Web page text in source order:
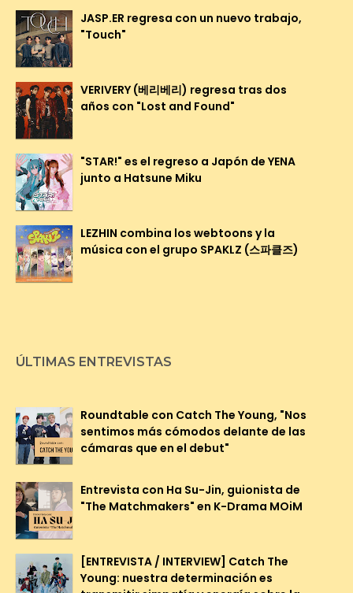
JASP.ER regresa con un nuevo trabajo,
"Touch"
VERIVERY (베리베리) regresa tras dos
años con "Lost and Found"
"STAR!" es el regreso a Japón de YENA
junto a Hatsune Miku
LEZHIN combina los webtoons y la
música con el grupo SPAKLZ (스파클즈)
ÚLTIMAS ENTREVISTAS
Roundtable con Catch The Young, "Nos
sentimos más cómodos delante de las
cámaras que en el debut"
Entrevista con Ha Su-Jin, guionista de
"The Matchmakers" en K-Drama MOiM
[ENTREVISTA / INTERVIEW] Catch The
Young: nuestra determinación es